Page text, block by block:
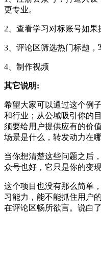
更专业。
2、查看学习对标账号如果
3、评论区筛选热门标题，
4、制作视频
其它说明:
希望大家可以通过这个例
和行业；从公域吸引你的
须要给用户提供应有的价
场景是什么，转发动力在
当你想清楚这些问题之后
众号也好，它只是你的变
这个项目也没有那么简单
习能力，能不能抓住用户
在评论区畅所欲言。说白